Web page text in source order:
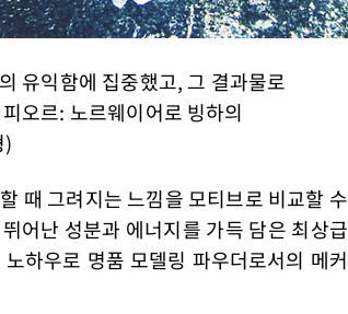
유익함에 집중했고, 그 결과물로
오르: 노르웨이어로 빙하의
때 그려지는 느낌을 모티브로 비교할 수
어난 성분과 에너지를 가득 담은 최상급
하우로 명품 모델링 파우더로서의 메커